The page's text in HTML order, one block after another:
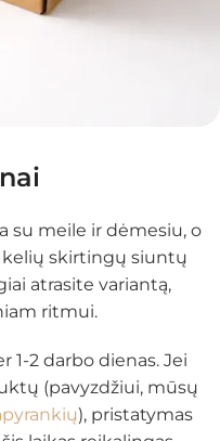
su meile ir dėmesiu, o
skirtingų siuntų
atrasite variantą,
ritmui.
1-2 darbo dienas. Jei
(pavyzdžiui, mūsų
), pristatymas